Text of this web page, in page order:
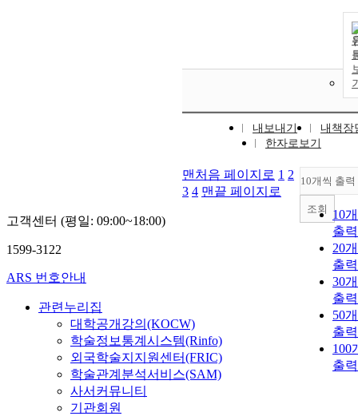
내보내기
내책장
한자로보기
10개씩 출력
10
출력
20
출력
30
출력
50
출력
100
출력
조회
맨처음 페이지로 1 2
3 4 맨끝 페이지로
고객센터 (평일: 09:00~18:00)
1599-3122
ARS 번호안내
관련누리집
대학공개강의(KOCW)
학술정보통계시스템(Rinfo)
외국학술지지원센터(FRIC)
학술관계분석서비스(SAM)
사서커뮤니티
기관회원